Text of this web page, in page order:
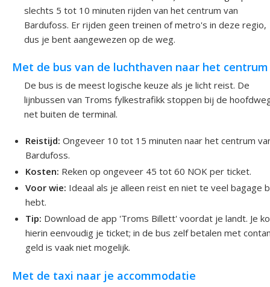
slechts 5 tot 10 minuten rijden van het centrum van
Bardufoss. Er rijden geen treinen of metro's in deze regio,
dus je bent aangewezen op de weg.
Met de bus van de luchthaven naar het centrum
De bus is de meest logische keuze als je licht reist. De
lijnbussen van Troms fylkestrafikk stoppen bij de
net buiten de terminal.
Reistijd: Ongeveer 10 tot 15 minuten naar het centrum
Bardufoss.
Kosten: Reken op ongeveer 45 tot 60 NOK per ticket.
Voor wie: Ideaal als je alleen reist en niet te veel bagage
hebt.
Tip: Download de app 'Troms Billett' voordat je landt. Je
hierin eenvoudig je ticket; in de bus zelf betalen met
geld is vaak niet mogelijk.
Met de taxi naar je accommodatie